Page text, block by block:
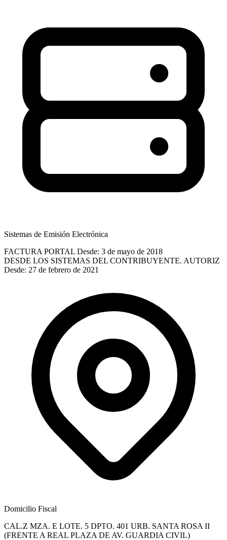
Sistemas de Emisión Electrónica
FACTURA PORTAL Desde: 3 de mayo de 2018
DESDE LOS SISTEMAS DEL CONTRIBUYENTE. AUTORIZ
Desde: 27 de febrero de 2021
Domicilio Fiscal
CAL.Z MZA. E LOTE. 5 DPTO. 401 URB. SANTA ROSA II
(FRENTE A REAL PLAZA DE AV. GUARDIA CIVIL)